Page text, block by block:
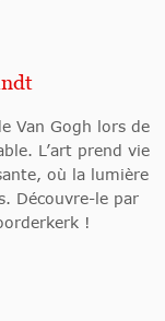
Van Gogh lors de
L’art prend vie
où la lumière
Découvre-le par
!